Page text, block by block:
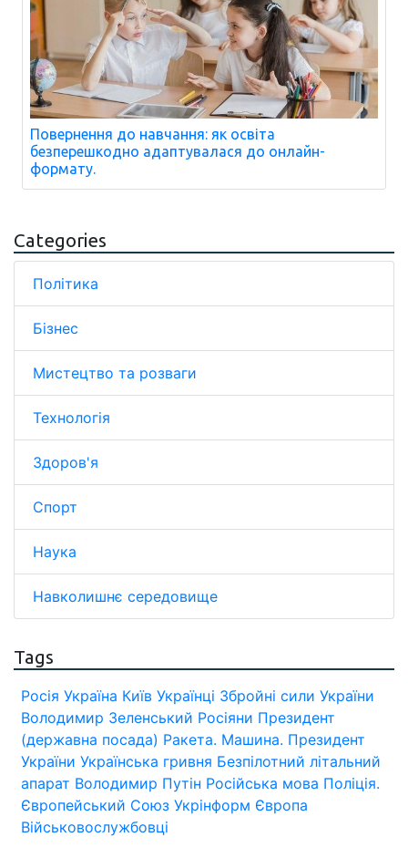
Повернення до навчання: як освіта
безперешкодно адаптувалася до онлайн-
формату.
Categories
Політика
Бізнес
Мистецтво та розваги
Технологія
Здоров'я
Спорт
Наука
Навколишнє середовище
Tags
Росія Україна Київ Українці Збройні сили України
Володимир Зеленський Росіяни Президент
(державна посада) Ракета. Машина. Президент
України Українська гривня Безпілотний літальний
апарат Володимир Путін Російська мова Поліція.
Європейський Союз Укрінформ Європа
Військовослужбовці